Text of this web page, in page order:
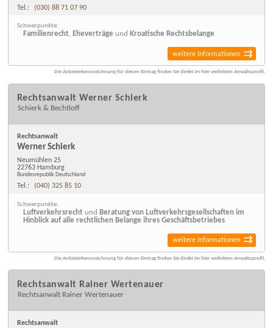
Tel.: (030) 88 71 07 90
Schwerpunkte:
Familienrecht, Eheverträge und Kroatische Rechtsbelange
weitere Informationen
Die Anbieterkennzeichnung für diesen Eintrag finden Sie direkt im hier verlinkten Anwaltsprofil.
Rechtsanwalt Werner Schierk
Schierk & Bechtloff
Rechtsanwalt
Werner Schierk
Neumühlen 25
22763 Hamburg
Bundesrepublik Deutschland
Tel.: (040) 325 85 10
Schwerpunkte:
Luftverkehrsrecht und Beratung von Luftverkehrsgesellschaften im
Hinblick auf alle rechtlichen Belange ihres Geschäftsbetriebes
weitere Informationen
Die Anbieterkennzeichnung für diesen Eintrag finden Sie direkt im hier verlinkten Anwaltsprofil.
Rechtsanwalt Rainer Wertenauer
Rechtsanwalt Rainer Wertenauer
Rechtsanwalt